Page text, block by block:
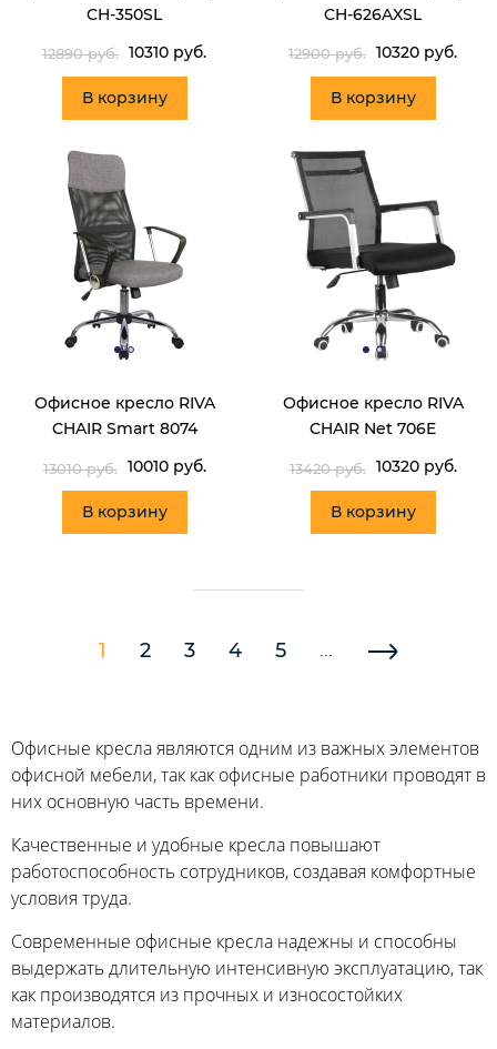
CH-350SL
12890 руб. 10310 руб.
В корзину
CH-626AXSL
12900 руб. 10320 руб.
В корзину
Офисное кресло RIVA
CHAIR Smart 8074
13010 руб. 10010 руб.
В корзину
Офисное кресло RIVA
CHAIR Net 706E
13420 руб. 10320 руб.
В корзину
1 2 3 4 5 ...
Офисные кресла являются одним из важных элементов
офисной мебели, так как офисные работники проводят в
них основную часть времени.
Качественные и удобные кресла повышают
работоспособность сотрудников, создавая комфортные
условия труда.
Современные офисные кресла надежны и способны
выдержать длительную интенсивную эксплуатацию, так
как производятся из прочных и износостойких
материалов.